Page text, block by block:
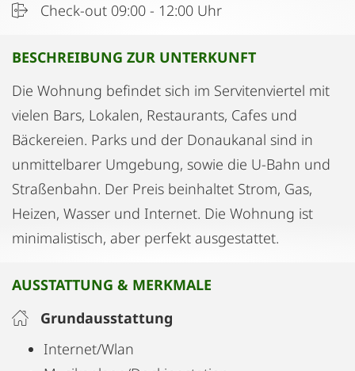
Check-out 09:00 - 12:00 Uhr
BESCHREIBUNG ZUR UNTERKUNFT
Die Wohnung befindet sich im Servitenviertel mit
vielen Bars, Lokalen, Restaurants, Cafes und
Bäckereien. Parks und der Donaukanal sind in
unmittelbarer Umgebung, sowie die U-Bahn und
Straßenbahn. Der Preis beinhaltet Strom, Gas,
Heizen, Wasser und Internet. Die Wohnung ist
minimalistisch, aber perfekt ausgestattet.
AUSSTATTUNG & MERKMALE
Grundausstattung
Internet/Wlan